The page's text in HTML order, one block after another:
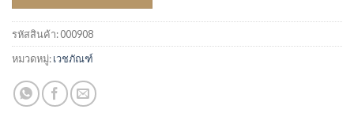
รหัสสินค้า:000908
หมวดหมู่:เวชภัณฑ์